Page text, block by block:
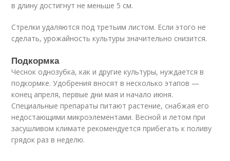
в длину достигнут не меньше 5 см.
Стрелки удаляются под третьим листом. Если этого не
сделать, урожайность культуры значительно снизится.
Подкормка
Чеснок однозубка, как и другие культуры, нуждается в
подкормке. Удобрения вносят в несколько этапов —
конец апреля, первые дни мая и начало июня.
Специальные препараты питают растение, снабжая его
недостающими микроэлементами. Весной и летом при
засушливом климате рекомендуется прибегать к поливу
грядок раз в неделю.